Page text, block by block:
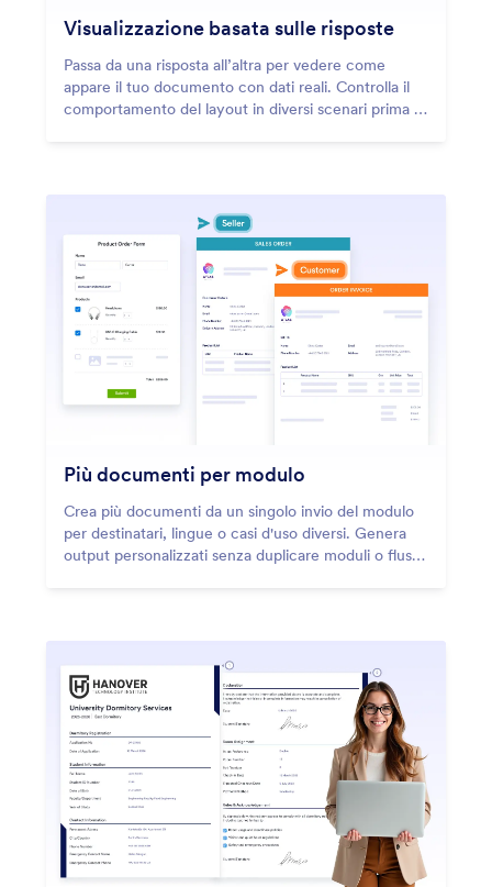
Visualizzazione basata sulle risposte
Passa da una risposta all’altra per vedere come
appare il tuo documento con dati reali. Controlla il
comportamento del layout in diversi scenari prima di
Più documenti per modulo
Crea più documenti da un singolo invio del modulo
per destinatari, lingue o casi d'uso diversi. Genera
output personalizzati senza duplicare moduli o flussi